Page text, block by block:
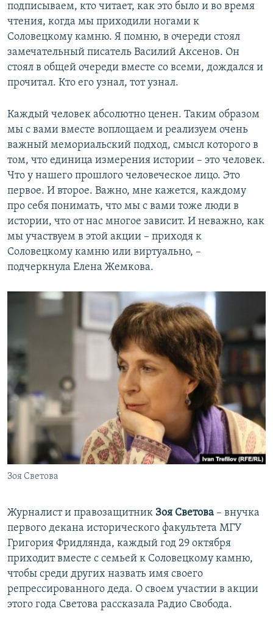
подписываем, кто читает, как это было и во время
чтения, когда мы приходили ногами к
Соловецкому камню. Я помню, в очереди стоял
замечательный писатель Василий Аксенов. Он
стоял в общей очереди вместе со всеми, дождался и
прочитал. Кто его узнал, тот узнал.
Каждый человек абсолютно ценен. Таким образом
мы с вами вместе воплощаем и реализуем очень
важный мемориальский подход, смысл которого в
том, что единица измерения истории – это человек.
Что у нашего прошлого человеческое лицо. Это
первое. И второе. Важно, мне кажется, каждому
про себя понимать, что мы с вами тоже люди в
истории, что от нас многое зависит. И неважно, как
мы участвуем в этой акции – приходя к
Соловецкому камню или виртуально, –
подчеркнула Елена Жемкова.
Зоя Светова
Журналист и правозащитник Зоя Светова – внучка
первого декана исторического факультета МГУ
Григория Фридлянда, каждый год 29 октября
приходит вместе с семьей к Соловецкому камню,
чтобы среди других назвать имя своего
репрессированного деда. О своем участии в акции
этого года Светова рассказала Радио Свобода.